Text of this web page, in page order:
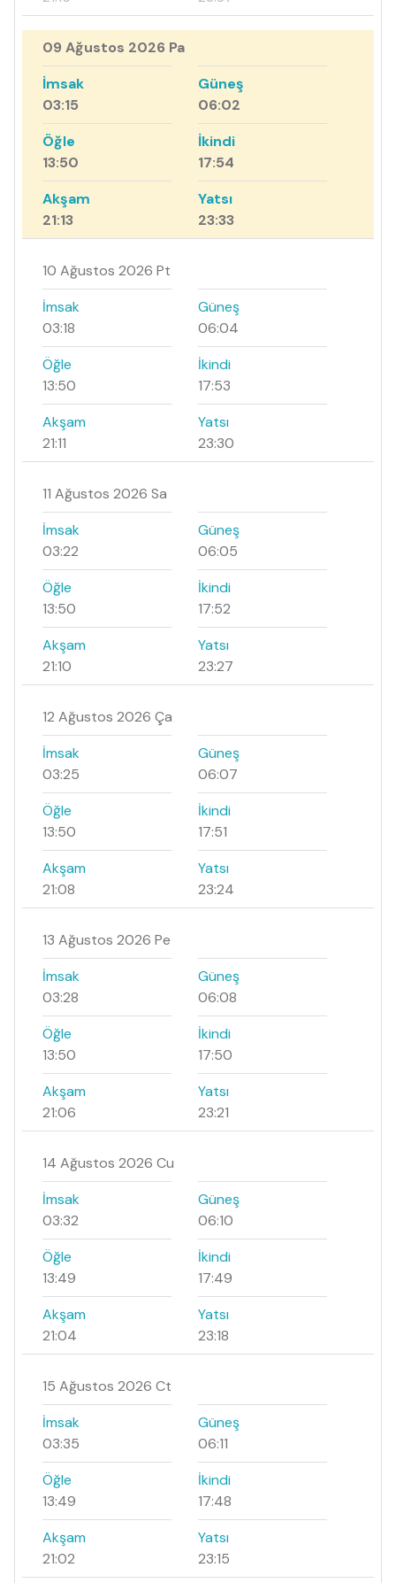
09 Ağustos 2026 Pa
İmsak
03:15
Güneş
06:02
Öğle
13:50
İkindi
17:54
Akşam
21:13
Yatsı
23:33
10 Ağustos 2026 Pt
İmsak
03:18
Güneş
06:04
Öğle
13:50
İkindi
17:53
Akşam
21:11
Yatsı
23:30
11 Ağustos 2026 Sa
İmsak
03:22
Güneş
06:05
Öğle
13:50
İkindi
17:52
Akşam
21:10
Yatsı
23:27
12 Ağustos 2026 Ça
İmsak
03:25
Güneş
06:07
Öğle
13:50
İkindi
17:51
Akşam
21:08
Yatsı
23:24
13 Ağustos 2026 Pe
İmsak
03:28
Güneş
06:08
Öğle
13:50
İkindi
17:50
Akşam
21:06
Yatsı
23:21
14 Ağustos 2026 Cu
İmsak
03:32
Güneş
06:10
Öğle
13:49
İkindi
17:49
Akşam
21:04
Yatsı
23:18
15 Ağustos 2026 Ct
İmsak
03:35
Güneş
06:11
Öğle
13:49
İkindi
17:48
Akşam
21:02
Yatsı
23:15